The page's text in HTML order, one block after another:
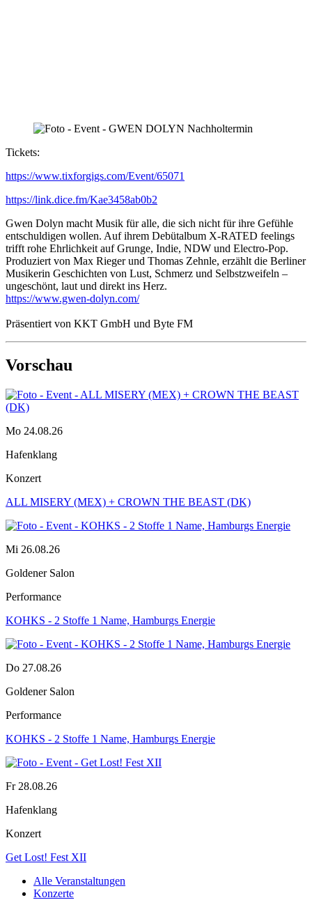
Tickets:
https://www.tixforgigs.com/Event/65071
https://link.dice.fm/Kae3458ab0b2
Gwen Dolyn macht Musik für alle, die sich nicht für ihre Gefühle
entschuldigen wollen. Auf ihrem Debütalbum X-RATED feelings
trifft rohe Ehrlichkeit auf Grunge, Indie, NDW und Electro-Pop.
Produziert von Max Rieger und Thomas Zehnle, erzählt die Berliner
Musikerin Geschichten von Lust, Schmerz und Selbstzweifeln –
ungeschönt, laut und direkt ins Herz.
https://www.gwen-dolyn.com/
Präsentiert von KKT GmbH und Byte FM
Vorschau
Mo 24.08.26
Hafenklang
Konzert
ALL MISERY (MEX) + CROWN THE BEAST (DK)
Mi 26.08.26
Goldener Salon
Performance
KOHKS - 2 Stoffe 1 Name, Hamburgs Energie
Do 27.08.26
Goldener Salon
Performance
KOHKS - 2 Stoffe 1 Name, Hamburgs Energie
Fr 28.08.26
Hafenklang
Konzert
Get Lost! Fest XII
Alle Veranstaltungen
Konzerte